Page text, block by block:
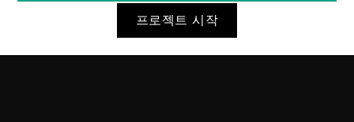
프로젝트 시작